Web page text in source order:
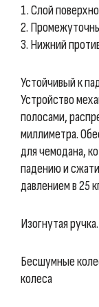
1. Слой
2.
3. Нижний
Устойчивый к
Устройство
полосами,
миллиметра.
для чемодана,
падению и
давлением в 25
Изогнутая
Бесшумные
колеса